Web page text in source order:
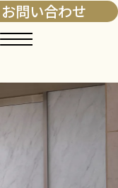
お問い合わせ